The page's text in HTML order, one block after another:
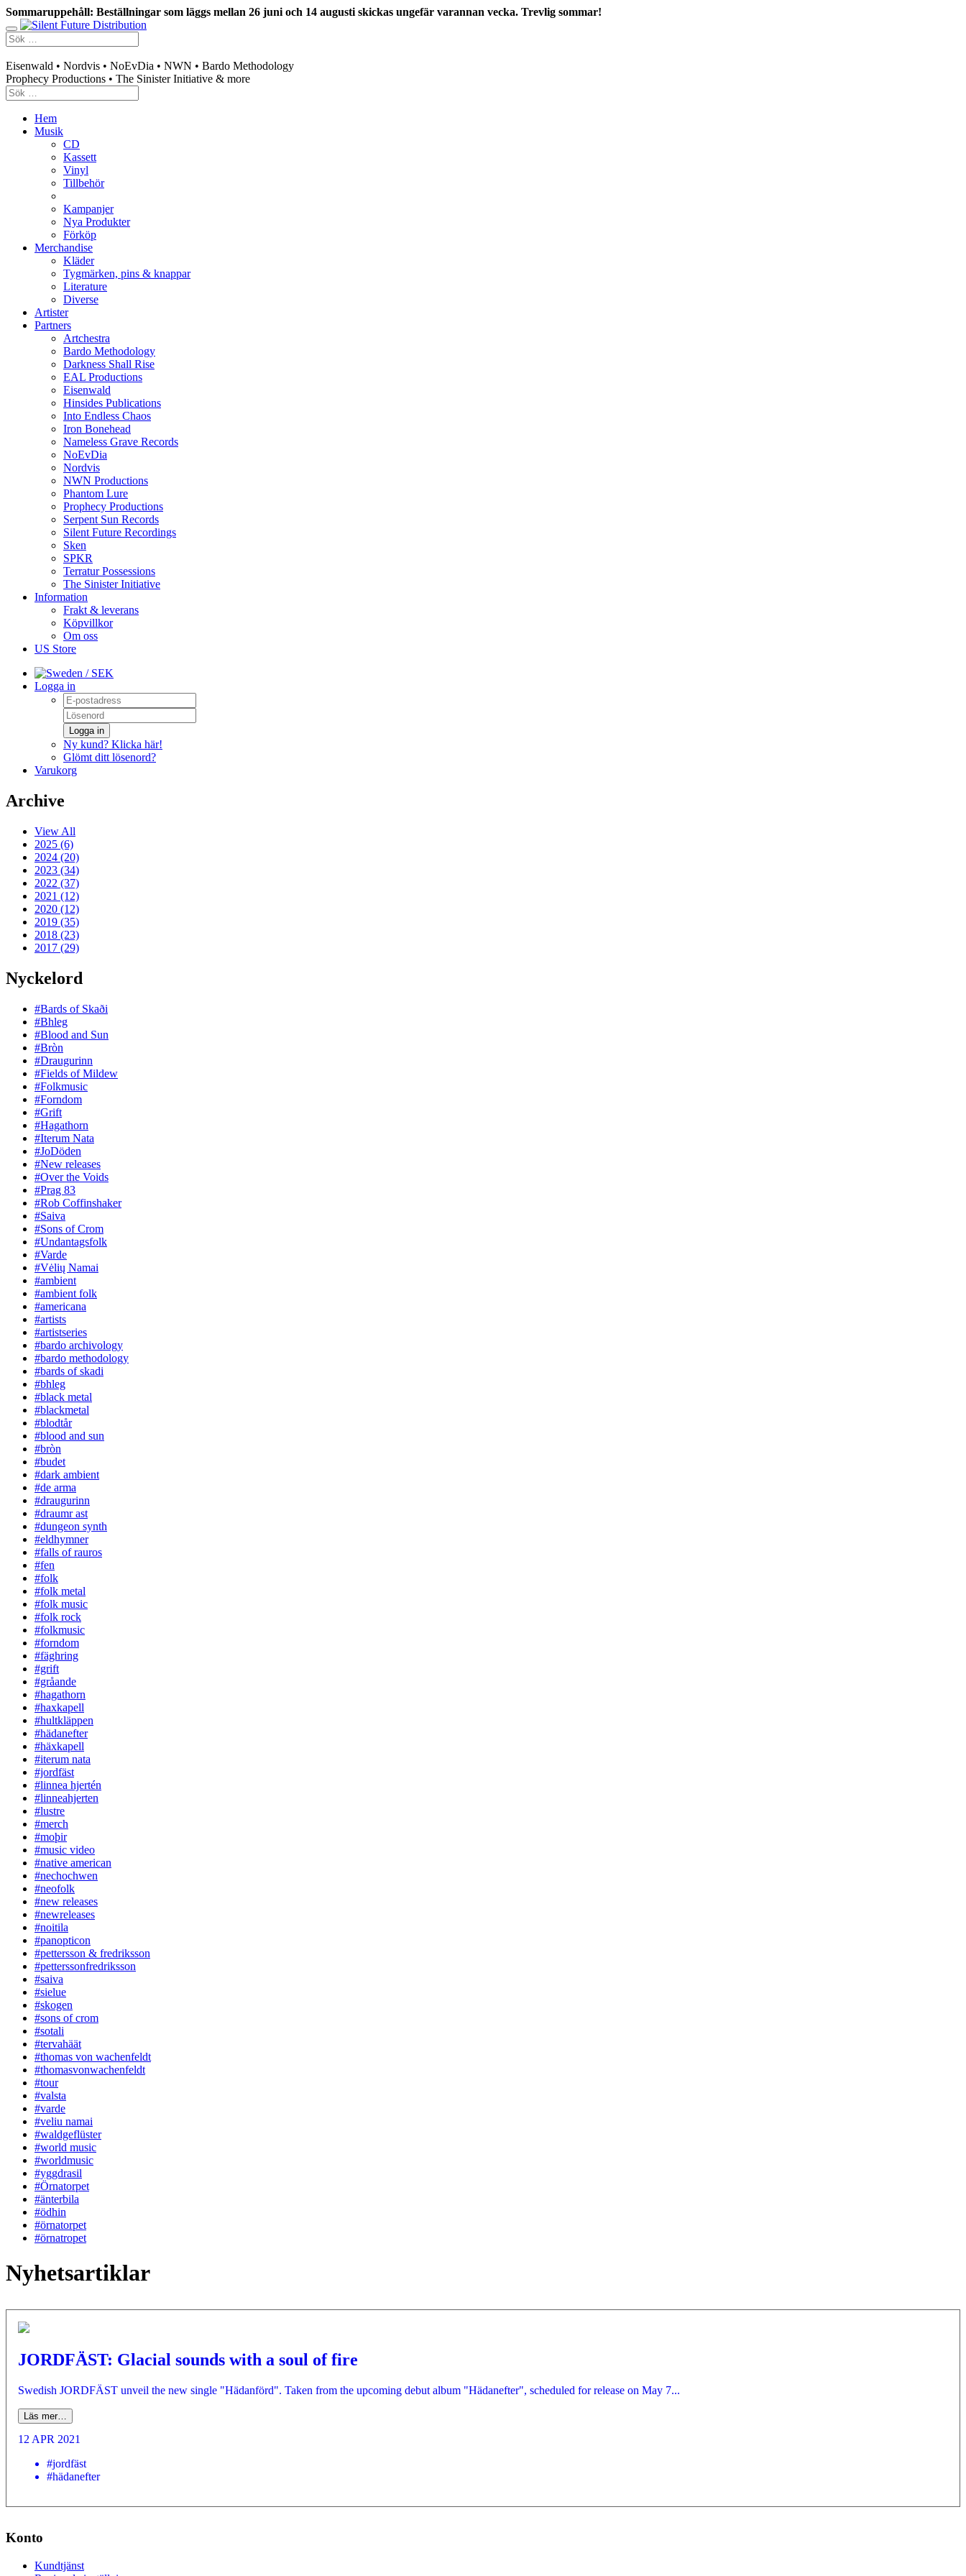
Sommaruppehåll: Beställningar som läggs mellan 26 juni och 14 augusti skickas ungefär varannan vecka. Trevlig sommar!
Eisenwald • Nordvis • NoEvDia • NWN • Bardo Methodology
Prophecy Productions • The Sinister Initiative & more
Hem
Musik
CD
Kassett
Vinyl
Tillbehör
Kampanjer
Nya Produkter
Förköp
Merchandise
Kläder
Tygmärken, pins & knappar
Literature
Diverse
Artister
Partners
Artchestra
Bardo Methodology
Darkness Shall Rise
EAL Productions
Eisenwald
Hinsides Publications
Into Endless Chaos
Iron Bonehead
Nameless Grave Records
NoEvDia
Nordvis
NWN Productions
Phantom Lure
Prophecy Productions
Serpent Sun Records
Silent Future Recordings
Sken
SPKR
Terratur Possessions
The Sinister Initiative
Information
Frakt & leverans
Köpvillkor
Om oss
US Store
/ SEK
Logga in
Logga in
Ny kund? Klicka här!
Glömt ditt lösenord?
Varukorg
Archive
View All
2025 (6)
2024 (20)
2023 (34)
2022 (37)
2021 (12)
2020 (12)
2019 (35)
2018 (23)
2017 (29)
Nyckelord
#Bards of Skaði
#Bhleg
#Blood and Sun
#Bròn
#Draugurinn
#Fields of Mildew
#Folkmusic
#Forndom
#Grift
#Hagathorn
#Iterum Nata
#JoDöden
#New releases
#Over the Voids
#Prag 83
#Rob Coffinshaker
#Saiva
#Sons of Crom
#Undantagsfolk
#Varde
#Vėlių Namai
#ambient
#ambient folk
#americana
#artists
#artistseries
#bardo archivology
#bardo methodology
#bards of skadi
#bhleg
#black metal
#blackmetal
#blodtår
#blood and sun
#bròn
#budet
#dark ambient
#de arma
#draugurinn
#draumr ast
#dungeon synth
#eldhymner
#falls of rauros
#fen
#folk
#folk metal
#folk music
#folk rock
#folkmusic
#forndom
#fäghring
#grift
#gråande
#hagathorn
#haxkapell
#hultkläppen
#hädanefter
#häxkapell
#iterum nata
#jordfäst
#linnea hjertén
#linneahjerten
#lustre
#merch
#moþir
#music video
#native american
#nechochwen
#neofolk
#new releases
#newreleases
#noitila
#panopticon
#pettersson & fredriksson
#petterssonfredriksson
#saiva
#sielue
#skogen
#sons of crom
#sotali
#tervahäät
#thomas von wachenfeldt
#thomasvonwachenfeldt
#tour
#valsta
#varde
#veliu namai
#waldgeflüster
#world music
#worldmusic
#yggdrasil
#Örnatorpet
#änterbila
#ödhin
#örnatorpet
#örnatropet
Nyhetsartiklar
JORDFÄST: Glacial sounds with a soul of fire
Swedish JORDFÄST unveil the new single "Hädanförd". Taken from the upcoming debut album "Hädanefter", scheduled for release on May 7...
Läs mer…
12 APR 2021
#jordfäst
#hädanefter
Konto
Kundtjänst